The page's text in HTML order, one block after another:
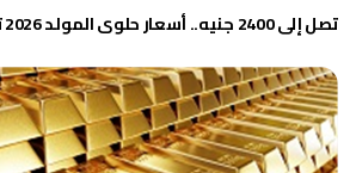
تصل إلى 2400 جنيه.. أسعار حلوى المولد 2026 تثير الجدل